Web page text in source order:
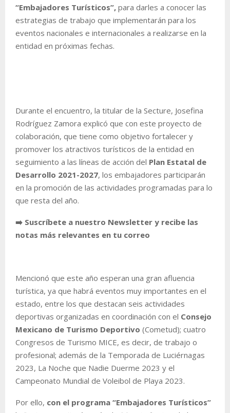
“Embajadores Turísticos”, para darles a conocer las
estrategias de trabajo que implementarán para los
eventos nacionales e internacionales a realizarse en la
entidad en próximas fechas.
Durante el encuentro, la titular de la Secture, Josefina
Rodríguez Zamora explicó que con este proyecto de
colaboración, que tiene como objetivo fortalecer y
promover los atractivos turísticos de la entidad en
seguimiento a las líneas de acción del Plan Estatal de
Desarrollo 2021-2027, los embajadores participarán
en la promoción de las actividades programadas para lo
que resta del año.
➡️ Suscríbete a nuestro Newsletter y recibe las
notas más relevantes en tu correo
Mencionó que este año esperan una gran afluencia
turística, ya que habrá eventos muy importantes en el
estado, entre los que destacan seis actividades
deportivas organizadas en coordinación con el Consejo
Mexicano de Turismo Deportivo (Cometud); cuatro
Congresos de Turismo MICE, es decir, de trabajo o
profesional; además de la Temporada de Luciérnagas
2023, La Noche que Nadie Duerme 2023 y el
Campeonato Mundial de Voleibol de Playa 2023.
Por ello, con el programa “Embajadores Turísticos”